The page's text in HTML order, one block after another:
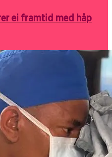
ei framtid med håp